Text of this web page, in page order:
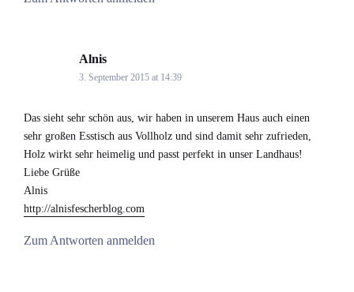
Alnis
3. September 2015 at 14:39
Das sieht sehr schön aus, wir haben in unserem Haus auch einen
sehr großen Esstisch aus Vollholz und sind damit sehr zufrieden,
Holz wirkt sehr heimelig und passt perfekt in unser Landhaus!
Liebe Grüße
Alnis
http://alnisfescherblog.com
Zum Antworten anmelden